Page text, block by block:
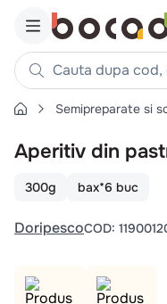
Cauta dupa cod,
Căutări populare
1. cartofi
. piept pui
4. chifle
. coaste
Semipreparate si
Aperitiv din
300g bax*6 buc
DoripescoCOD: